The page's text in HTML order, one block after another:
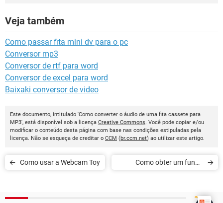
Veja também
Como passar fita mini dv para o pc
Conversor mp3
Conversor de rtf para word
Conversor de excel para word
Baixaki conversor de video
Este documento, intitulado 'Como converter o áudio de uma fita cassete para
MP3', está disponível sob a licença Creative Commons. Você pode copiar e/ou
modificar o conteúdo desta página com base nas condições estipuladas pela
licença. Não se esqueça de creditar o CCM (br.ccm.net) ao utilizar este artigo.
Como usar a Webcam Toy
Como obter um fundo